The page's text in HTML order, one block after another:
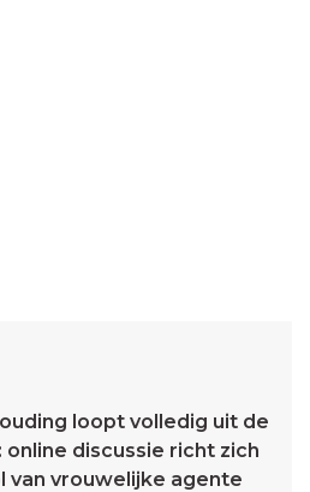
loopt volledig uit de
online discussie richt zich
van vrouwelijke agente